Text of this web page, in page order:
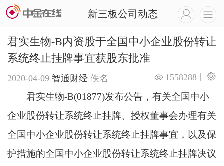
新三板公司动态
君实生物-B内资股于全国中小企业股份转让
系统终止挂牌事宜获股东批准
2020-04-09 智通财经 佚名 |
1558288
君实生物-B(01877)发布公告，有关全国中小
企业股份转让系统终止挂牌、授权董事会办理有关
全国中小企业股份转让系统终止挂牌事宜，以及保
护措施的全国中小企业股份转让系统终止挂牌决议